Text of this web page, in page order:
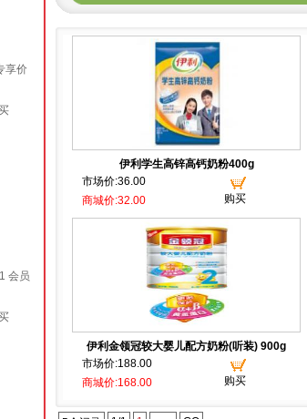
享价
会员
伊利学生高锌高钙奶粉400g
市场价:36.00
购买
商城价:32.00
伊利金领冠较大婴儿配方奶粉(听装) 900g
市场价:188.00
购买
商城价:168.00